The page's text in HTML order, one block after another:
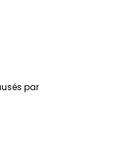
par